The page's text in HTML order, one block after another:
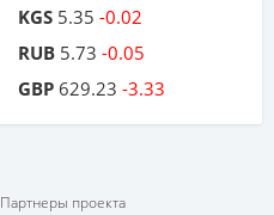
KGS 5.35 -0.02
RUB 5.73 -0.05
GBP 629.23 -3.33
Партнеры проекта